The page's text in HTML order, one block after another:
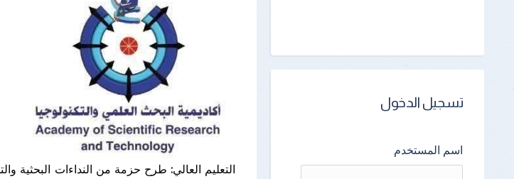
التعليم العالي: طرح حزمة من النداءات البحثية
تسجيل الدخول
اسم المستخدم